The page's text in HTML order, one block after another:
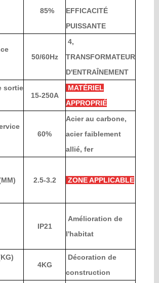
Mile Stones
Expansion
85%
EFFICACITÉ
PUISSANTE
50/60Hz
4,
TRANSFORMATEUR
D'ENTRAÎNEMENT
sortie
15-250A
MATÉRIEL
APPROPRIÉ
60%
Acier au carbone,
acier faiblement
allié, fer
2.5-3.2 ZONE APPLICABLE
IP21
Amélioration de
l'habitat
4KG
Décoration de
construction